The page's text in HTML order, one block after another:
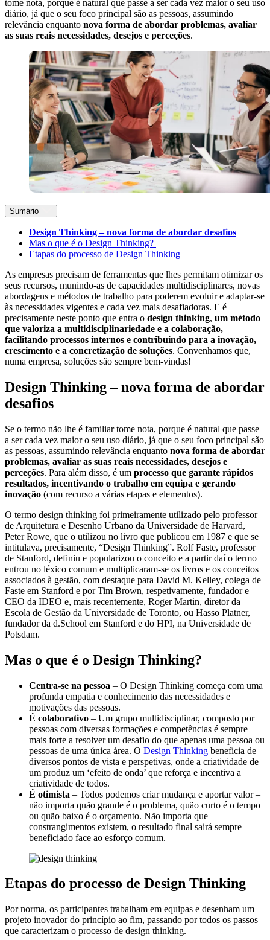
tome nota, porque é natural que passe a ser cada vez maior o seu uso
diário, já que o seu foco principal são as pessoas, assumindo
relevância enquanto nova forma de abordar problemas, avaliar
as suas reais necessidades, desejos e perceções.
Sumário
Design Thinking – nova forma de abordar desafios
Mas o que é o Design Thinking?
Etapas do processo de Design Thinking
As empresas precisam de ferramentas que lhes permitam otimizar os
seus recursos, munindo-as de capacidades multidisciplinares, novas
abordagens e métodos de trabalho para poderem evoluir e adaptar-se
às necessidades vigentes e cada vez mais desafiadoras. E é
precisamente neste ponto que entra o design thinking, um método
que valoriza a multidisciplinariedade e a colaboração,
facilitando processos internos e contribuindo para a inovação,
crescimento e a concretização de soluções. Convenhamos que,
numa empresa, soluções são sempre bem-vindas!
Design Thinking – nova forma de abordar
desafios
Se o termo não lhe é familiar tome nota, porque é natural que passe
a ser cada vez maior o seu uso diário, já que o seu foco principal são
as pessoas, assumindo relevância enquanto nova forma de abordar
problemas, avaliar as suas reais necessidades, desejos e
perceções. Para além disso, é um processo que garante rápidos
resultados, incentivando o trabalho em equipa e gerando
inovação (com recurso a várias etapas e elementos).
O termo design thinking foi primeiramente utilizado pelo professor
de Arquitetura e Desenho Urbano da Universidade de Harvard,
Peter Rowe, que o utilizou no livro que publicou em 1987 e que se
intitulava, precisamente, “Design Thinking”. Rolf Faste, professor
de Stanford, definiu e popularizou o conceito e a partir daí o termo
entrou no léxico comum e multiplicaram-se os livros e os conceitos
associados à gestão, com destaque para David M. Kelley, colega de
Faste em Stanford e por Tim Brown, respetivamente, fundador e
CEO da IDEO e, mais recentemente, Roger Martin, diretor da
Escola de Gestão da Universidade de Toronto, ou Hasso Platner,
fundador da d.School em Stanford e do HPI, na Universidade de
Potsdam.
Mas o que é o Design Thinking?
Centra-se na pessoa – O Design Thinking começa com uma
profunda empatia e conhecimento das necessidades e
motivações das pessoas.
É colaborativo – Um grupo multidisciplinar, composto por
pessoas com diversas formações e competências é sempre
mais forte a resolver um desafio do que apenas uma pessoa ou
pessoas de uma única área. O Design Thinking beneficia de
diversos pontos de vista e perspetivas, onde a criatividade de
um produz um ‘efeito de onda’ que reforça e incentiva a
criatividade de todos.
É otimista – Todos podemos criar mudança e aportar valor –
não importa quão grande é o problema, quão curto é o tempo
ou quão baixo é o orçamento. Não importa que
constrangimentos existem, o resultado final sairá sempre
beneficiado face ao esforço comum.
Etapas do processo de Design Thinking
Por norma, os participantes trabalham em equipas e desenham um
projeto inovador do princípio ao fim, passando por todos os passos
que caracterizam o processo de design thinking.